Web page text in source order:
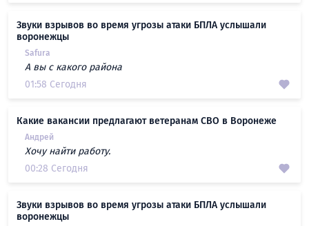
Звуки взрывов во время угрозы атаки БПЛА услышали
воронежцы
Safura
А вы с какого района
01:58 Сегодня
Какие вакансии предлагают ветеранам СВО в Воронеже
Андрей
Хочу найти работу.
00:28 Сегодня
Звуки взрывов во время угрозы атаки БПЛА услышали
воронежцы